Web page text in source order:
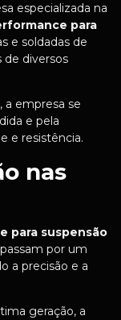
especializada na
para
e soldadas de
de diversos
a empresa se
e pela
e resistência.
nas
para suspensão
por um
a precisão e a
geração, a